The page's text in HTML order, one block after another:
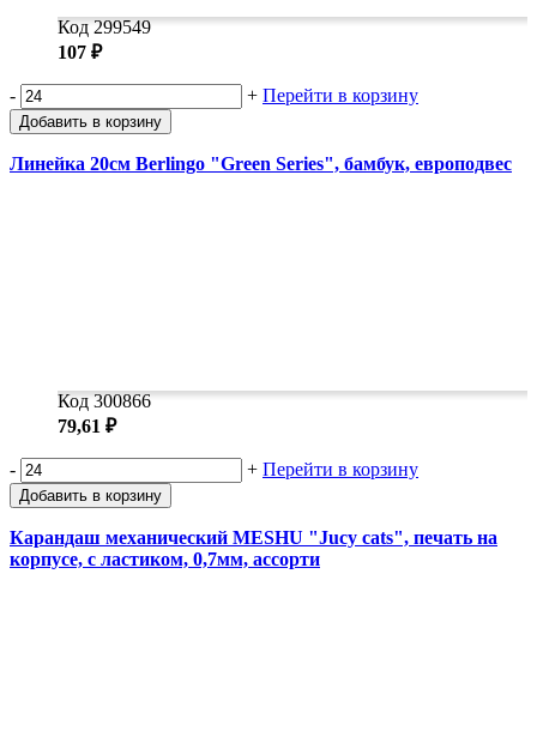
Код 299549
107 ₽
- + Перейти в корзину
Добавить в корзину
Линейка 20см Berlingo "Green Series", бамбук, европодвес
Код 300866
79,61 ₽
- + Перейти в корзину
Добавить в корзину
Карандаш механический MESHU "Jucy cats", печать на
корпусе, с ластиком, 0,7мм, ассорти